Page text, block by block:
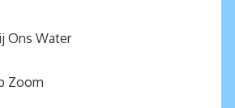
Ons Water
Zoom